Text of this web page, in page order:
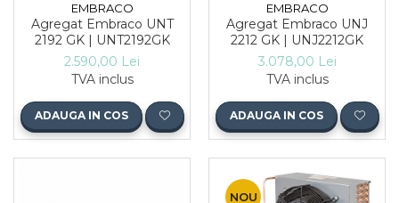
EMBRACO
Agregat Embraco UNT
2192 GK | UNT2192GK
2.590,00 Lei
TVA inclus
ADAUGA IN COS
EMBRACO
Agregat Embraco UNJ
2212 GK | UNJ2212GK
3.078,00 Lei
TVA inclus
ADAUGA IN COS
NOU